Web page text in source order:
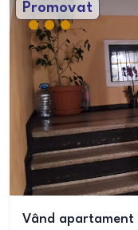
Promovat
Vând apartament